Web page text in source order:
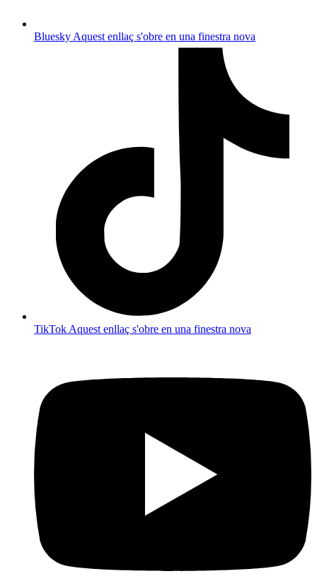
BlueskyAquest enllaç s'obre en una finestra nova
TikTokAquest enllaç s'obre en una finestra nova